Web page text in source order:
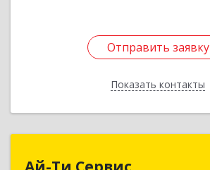
Отправить заявку
Показать контакты
Отправить заявку
Назад